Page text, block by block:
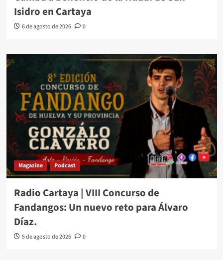
Isidro en Cartaya
6 de agosto de 2026 0
Magazine Podcast
Radio Cartaya | VIII Concurso de
Fandangos: Un nuevo reto para Álvaro
Díaz.
5 de agosto de 2026 0